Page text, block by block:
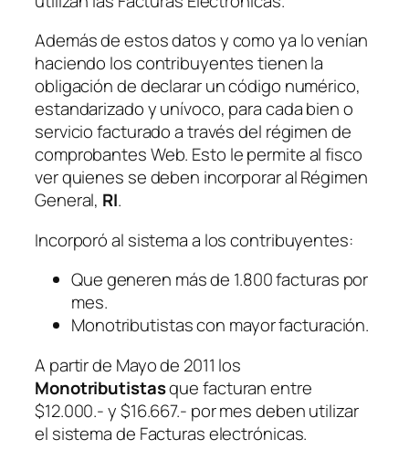
Además de estos datos y como ya lo venían
haciendo los contribuyentes tienen la
obligación de declarar un código numérico,
estandarizado y unívoco, para cada bien o
servicio facturado a través del régimen de
comprobantes Web. Esto le permite al fisco
ver quienes se deben incorporar al Régimen
General, RI.
Incorporó al sistema a los contribuyentes:
Que generen más de 1.800 facturas por
mes.
Monotributistas con mayor facturación.
A partir de Mayo de 2011 los
Monotributistasque facturan entre
$12.000.- y $16.667.- por mes deben utilizar
el sistema de Facturas electrónicas.